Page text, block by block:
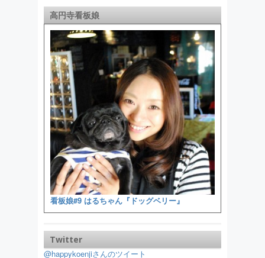
高円寺看板娘
看板娘#9 はるちゃん『ドッグベリー』
Twitter
@happykoenjiさんのツイート